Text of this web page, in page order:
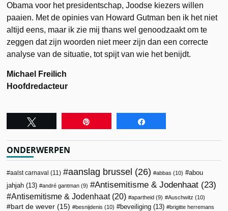
Obama voor het presidentschap, Joodse kiezers willen
paaien. Met de opinies van Howard Gutman ben ik het niet
altijd eens, maar ik zie mij thans wel genoodzaakt om te
zeggen dat zijn woorden niet meer zijn dan een correcte
analyse van de situatie, tot spijt van wie het benijdt.
Michael Freilich
Hoofdredacteur
ONDERWERPEN
aalst carnaval (11) aanslag brussel (26) abbas (10)
abou
jahjah (13) andré gantman (9) Antisemitisme & Jodenhaat (23)
Antisemitisme & Jodenhaat(20) apartheid (9) Auschwitz (10)
bart de wever (15) besnijdenis (10) beveiliging (13)
brigitte herremans